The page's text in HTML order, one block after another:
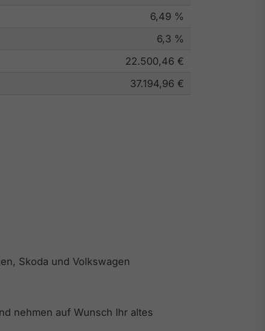
6,49 %
6,3 %
22.500,46 €
37.194,96 €
Skoda und Volkswagen
nehmen auf Wunsch Ihr altes